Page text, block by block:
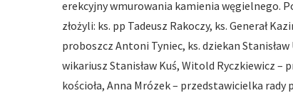
erekcyjny wmurowania kamienia węgielnego.
złożyli: ks. pp Tadeusz Rakoczy, ks. Generał
proboszcz Antoni Tyniec, ks. dziekan
wikariusz Stanisław Kuś, Witold Ryczkiewicz
kościoła, Anna Mrózek – przedstawicielka rady